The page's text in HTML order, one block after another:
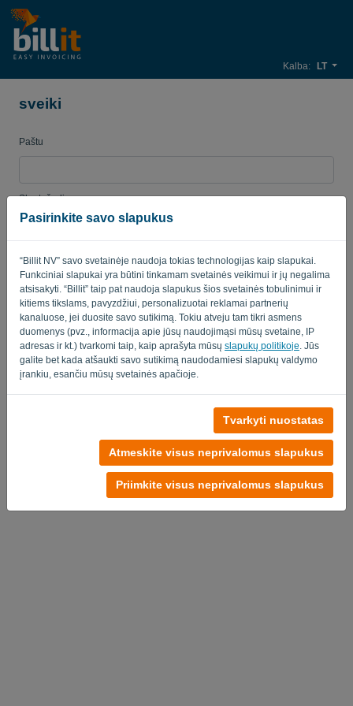
Pasirinkite savo slapukus
“Billit NV” savo svetainėje naudoja tokias technologijas kaip slapukai.
Funkciniai slapukai yra būtini tinkamam svetainės veikimui ir jų negalima
atsisakyti. “Billit” taip pat naudoja slapukus šios svetainės tobulinimui ir
kitiems tikslams, pavyzdžiui, personalizuotai reklamai partnerių
kanaluose, jei duosite savo sutikimą. Tokiu atveju tam tikri asmens
duomenys (pvz., informacija apie jūsų naudojimąsi mūsų svetaine, IP
adresas ir kt.) tvarkomi taip, kaip aprašyta mūsų slapukų politikoje . Jūs
galite bet kada atšaukti savo sutikimą naudodamiesi slapukų valdymo
įrankiu, esančiu mūsų svetainės apačioje.
Tvarkyti nuostatas
Atmeskite visus neprivalomus slapukus
Priimkite visus neprivalomus slapukus
Kalba: LT
sveiki
Paštu
Slaptažodis
Primink man Pamiršote slaptažodį?
PRISIJUNGTI
Pabandykite nemokamai dabar
Terminai ir sąlygos